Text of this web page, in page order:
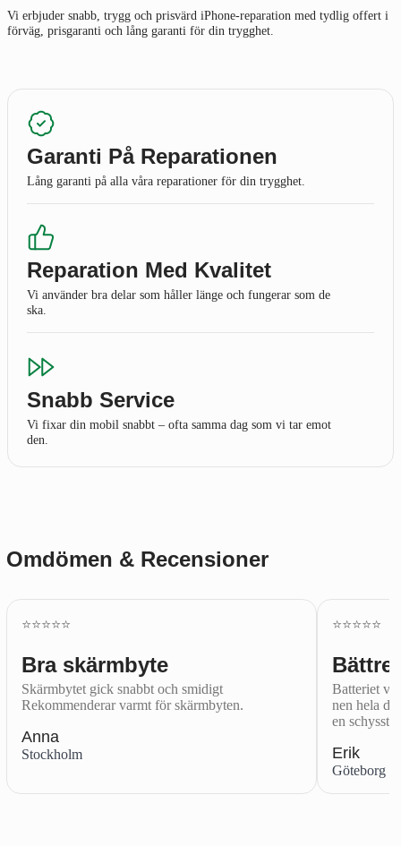
Vi erbjuder snabb, trygg och prisvärd iPhone-reparation med tydlig offert i
förväg, prisgaranti och lång garanti för din trygghet.
Garanti På Reparationen
Lång garanti på alla våra reparationer för din trygghet.
Reparation Med Kvalitet
Vi använder bra delar som håller länge och fungerar som de
ska.
Snabb Service
Vi fixar din mobil snabbt – ofta samma dag som vi tar emot
den.
Omdömen & Recensioner
⭐️⭐️⭐️⭐️⭐️
Bra skärmbyte
Skärmbytet gick snabbt och smidigt
Rekommenderar varmt för skärmbyten.
Anna
Stockholm
⭐️⭐️⭐️⭐️⭐️
Bättre
Batteriet
nen hela
en schysst.
Erik
Göteborg